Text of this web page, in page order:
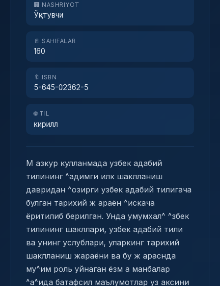
🏢 NASHRIYOT
Ўқитувчи
📄 SAHIFALAR
160
🔖 ISBN
5-645-02362-5
🌐 TIL
кирилл
М азкур кулланмада узбек адабий
тилининг ^адимги илк шаклланиш
давридан ^озирги узбек адабий тилигача
булган тарихий ж араён ^искача
ёритилиб берилган. Унда умумхал^ ^збек
тилининг шакллари, узбек адабий тили
ва унинг услублари, уларкинг тарихий
шаклланиш жараёни ва бу ж араснда
му^им роль уйнаган ёзм а манбалар
^а^ида батафсил маълумотлар уз аксини